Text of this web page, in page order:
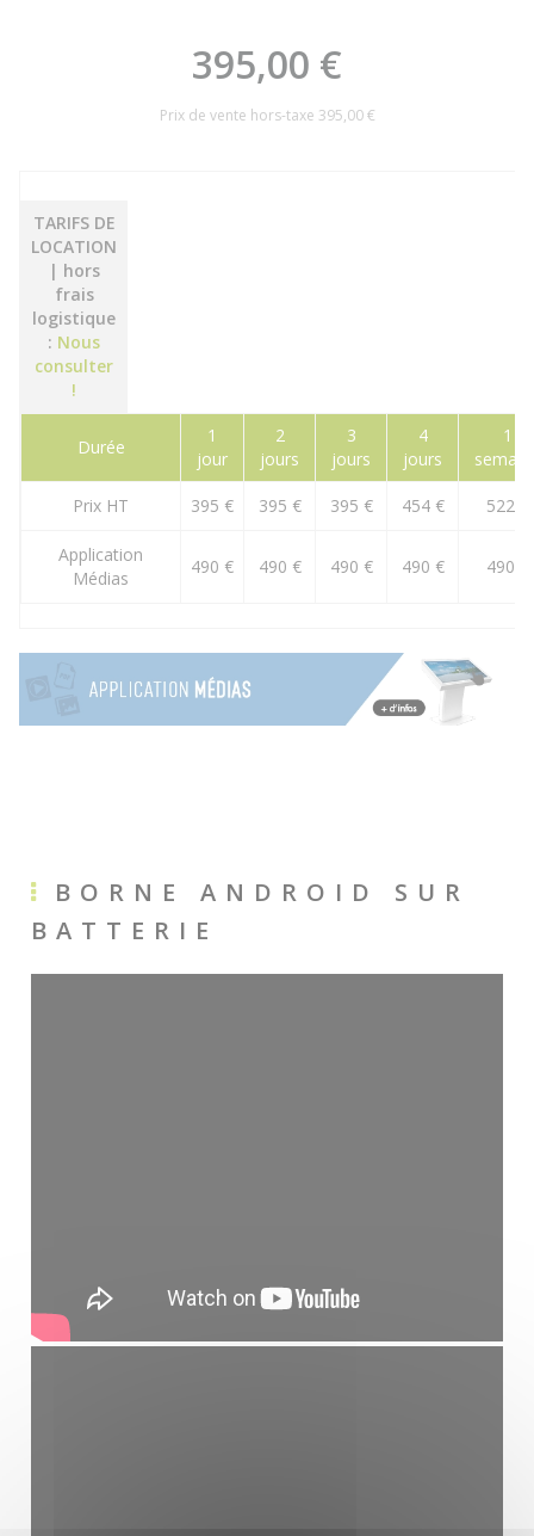
395,00 €
Prix de vente hors-taxe 395,00 €
TARIFS DE
LOCATION
| hors
frais
logistique
: Nous
consulter
!
Durée
1
jour
2
jours
3
jours
4
jours
1
Prix HT 395 € 395 € 395 € 454 € 522 €
Application
Médias
490 € 490 € 490 € 490 € 490 €
BORNE ANDROID SUR
BATTERIE